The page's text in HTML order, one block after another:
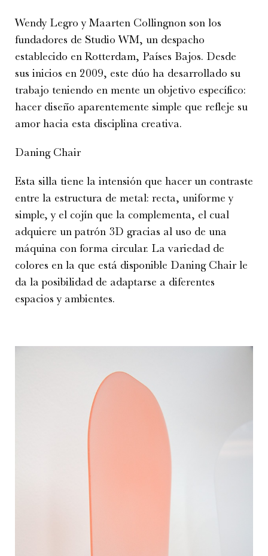
Wendy Legro y Maarten Collingnon son los
fundadores de Studio WM, un despacho
establecido en Rotterdam, Países Bajos. Desde
sus inicios en 2009, este dúo ha desarrollado su
trabajo teniendo en mente un objetivo específico:
hacer diseño aparentemente simple que refleje su
amor hacia esta disciplina creativa.
Daning Chair
Esta silla tiene la intensión que hacer un contraste
entre la estructura de metal: recta, uniforme y
simple, y el cojín que la complementa, el cual
adquiere un patrón 3D gracias al uso de una
máquina con forma circular. La variedad de
colores en la que está disponible Daning Chair le
da la posibilidad de adaptarse a diferentes
espacios y ambientes.